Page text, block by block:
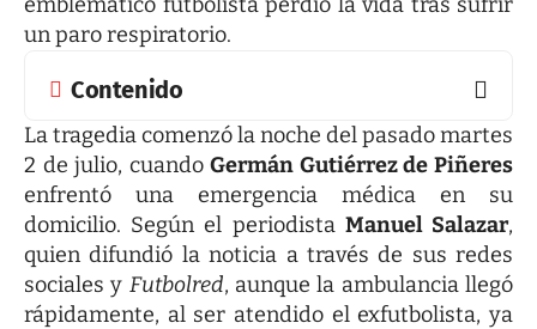
un paro respiratorio.
Contenido
La tragedia comenzó la noche del pasado martes
2 de julio, cuandoGermán Gutiérrez de Piñeres
enfrentó una emergencia médica en su
domicilio. Según el periodista Manuel Salazar,
quien difundió la noticia a través de sus redes
sociales y Futbolred, aunque la ambulancia llegó
rápidamente, al ser atendido el exfutbolista, ya